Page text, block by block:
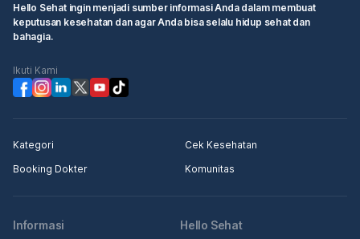
Hello Sehat ingin menjadi sumber informasi Anda dalam membuat
keputusan kesehatan dan agar Anda bisa selalu hidup sehat dan
bahagia.
Ikuti Kami
Kategori
Cek Kesehatan
Booking Dokter
Komunitas
Informasi Hello Sehat